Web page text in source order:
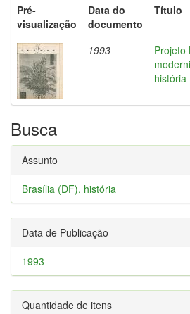
Pré-
visualização
Data do
documento
Título
1993
Projeto
história
Busca
Assunto
Brasília (DF), história
Data de Publicação
1993
Quantidade de itens